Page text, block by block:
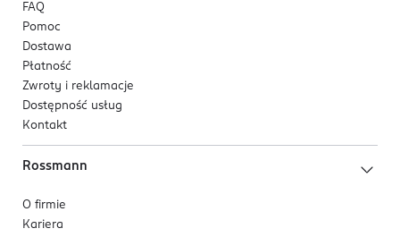
FAQ
Pomoc
Dostawa
Płatność
Zwroty i reklamacje
Dostępność usług
Kontakt
Rossmann
O firmie
Kariera